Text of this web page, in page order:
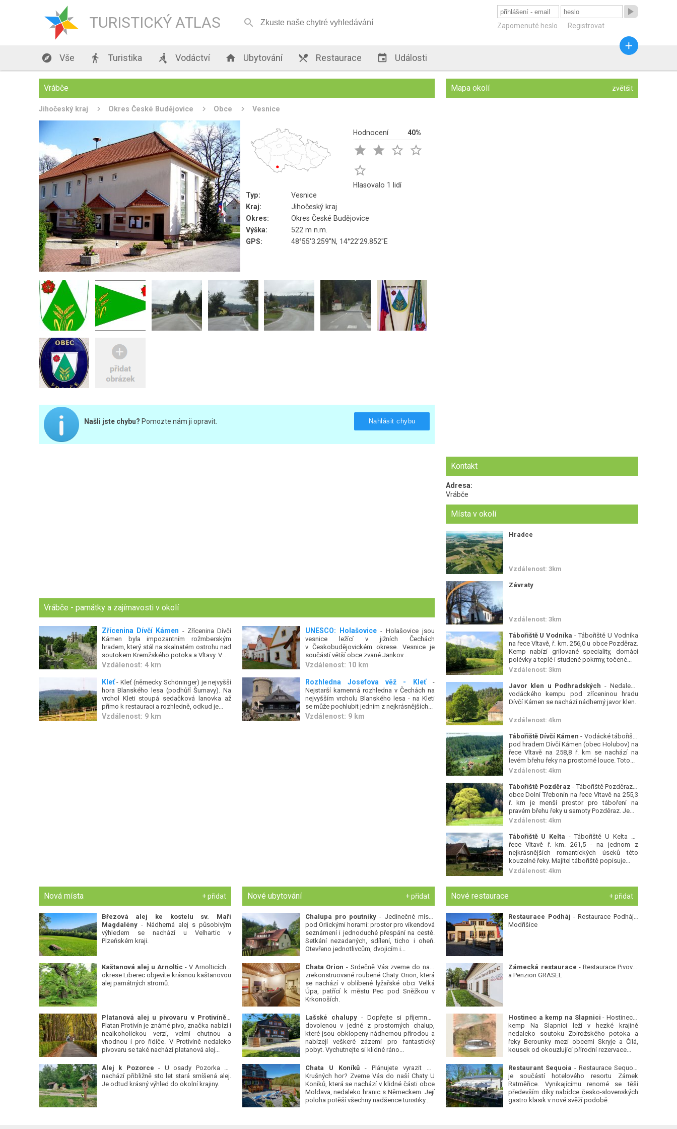
TURISTICKÝ ATLAS 

Zapomenuté heslo Registrovat
 Vše  Turistika  Vodáctví  Ubytování  Restaurace  Události

Vrábče
Jihočeský kraj Okres České Budějovice Obce Vesnice
Hodnocení 40%
   

Hlasovalo 1 lidí
Typ:
Vesnice
Kraj:
Jihočeský kraj
Okres:
Okres České Budějovice
Výška:
522 m n.m.
GPS:
48°55'3.259"N, 14°22'29.852"E
Našli jste chybu? Pomozte nám ji opravit. Nahlásit chybu
Vrábče - památky a zajímavosti v okolí
Zřícenina Dívčí Kámen - Zřícenina Dívčí
Kámen byla impozantním rožmberským
hradem, který stál na skalnatém ostrohu nad
soutokem Kremžského potoka a Vltavy. V...
Vzdálenost: 4 km
UNESCO: Holašovice- Holašovice jsou
vesnice ležící v jižních Čechách
v Českobudějovickém okrese. Vesnice je
součástí větší obce zvané Jankov...
Vzdálenost: 10 km
Kleť- Kleť (německy Schöninger) je nejvyšší
hora Blanského lesa (podhůří Šumavy). Na
vrchol Kleti stoupá sedačková lanovka až
přímo k restauraci a rozhledně, odkud je...
Vzdálenost: 9 km
Rozhledna Josefova věž - Kleť-
Nejstarší kamenná rozhledna v Čechách na
nejvyšším vrcholu Blanského lesa - na Kleti
se může pochlubit jedním z nejkrásnějších...
Vzdálenost: 9 km
Mapa okolí zvětšit
Kontakt
Adresa:
Vrábče
Místa v okolí
Hradce
Vzdálenost: 3km
Závraty
Vzdálenost: 3km
Tábořiště U Vodníka - Tábořiště U Vodníka
na řece Vltavě, ř. km. 256,0 u obce Pozděraz.
Kemp nabízí grilované speciality, domácí
polévky a teplé i studené pokrmy, točené...
Vzdálenost: 3km
Javor klen u Podhradských - Nedaleko
vodáckého kempu pod zříceninou hradu
Dívčí Kámen se nachází nádherný javor klen.
Vzdálenost: 4km
Tábořiště Dívčí Kámen - Vodácké tábořiště
pod hradem Dívčí Kámen (obec Holubov) na
řece Vltavě na 258,8 ř. km se nachází na
levém břehu řeky na prostorné louce. Toto...
Vzdálenost: 4km
Tábořiště Pozděraz - Tábořiště Pozděraz u
obce Dolní Třebonín na řece Vltavě na 255,3
ř. km je menší prostor pro táboření na
pravém břehu řeky u samoty Pozděraz. Je...
Vzdálenost: 4km
Tábořiště U Kelta - Tábořiště U Kelta na
řece Vltavě ř. km. 261,5 - na jednom z
nejkrásnějších romantických úseků této
kouzelné řeky. Majitel tábořiště popisuje...
Vzdálenost: 4km
Nová místa + přidat
Březová alej ke kostelu sv. Maří
Magdalény- Nádherná alej s působivým
výhledem se nachází u Velhartic v
Plzeňském kraji.
Kaštanová alej u Arnoltic - V Arnolticích v
okrese Liberec objevíte krásnou kaštanovou
alej památných stromů.
Platanová alej u pivovaru v Protivíně
-
Platan Protivín je známé pivo, značka nabízí i
nealkoholickou verzi, velmi chutnou a
vhodnou i pro řidiče. V Protivíně nedaleko
pivovaru se také nachází platanová alej...
Alej k Pozorce - U osady Pozorka se
nachází přibližně sto let stará smíšená alej.
Je odtud krásný výhled do okolní krajiny.
Nové ubytování + přidat
Chalupa pro poutníky - Jedinečné místo
pod Orlickými horami: prostor pro víkendová
seznámení i jednoduché přespání na cestě.
Setkání nezadaných, sdílení, ticho i oheň.
Otevřeno jednotlivcům, dvojicím i...
Chata Orion - Srdečně Vás zveme do naší
zrekonstruované roubené Chaty Orion, která
se nachází v oblíbené lyžařské obci Velká
Úpa, patřící k městu Pec pod Sněžkou v
Krkonoších.
Lašské chalupy- Dopřejte si příjemnou
dovolenou v jedné z prostorných chalup,
které jsou obklopeny nádhernou přírodou a
nabízejí veškeré zázemí pro fantastický
pobyt. Vychutnejte si klidné ráno...
Chata U Koníků- Plánujete vyrazit do
Krušných hor? Zveme Vás do naší Chaty U
Koníků, která se nachází v klidné části obce
Moldava, nedaleko hranic s Německem. Její
poloha potěší všechny nadšence turistiky...
Nové restaurace + přidat
Restaurace Podháj - Restaurace Podháj -
Modřišice
Zámecká restaurace - Restaurace Pivovar
a Penzion GRASEL
Hostinec a kemp na Slapnici - Hostinec a
kemp Na Slapnici leží v hezké krajině
nedaleko soutoku Zbirožského potoka a
řeky Berounky mezi obcemi Skryje a Čilá,
kousek od okouzlující přírodní rezervace...
Restaurant Sequoia - Restaurace Sequoia
je součástí hotelového resortu Zámek
Ratměřice. Vynikajícímu renomé se těší
především díky nabídce česko-slovenských
gastro klasik v nové svěží podobě.